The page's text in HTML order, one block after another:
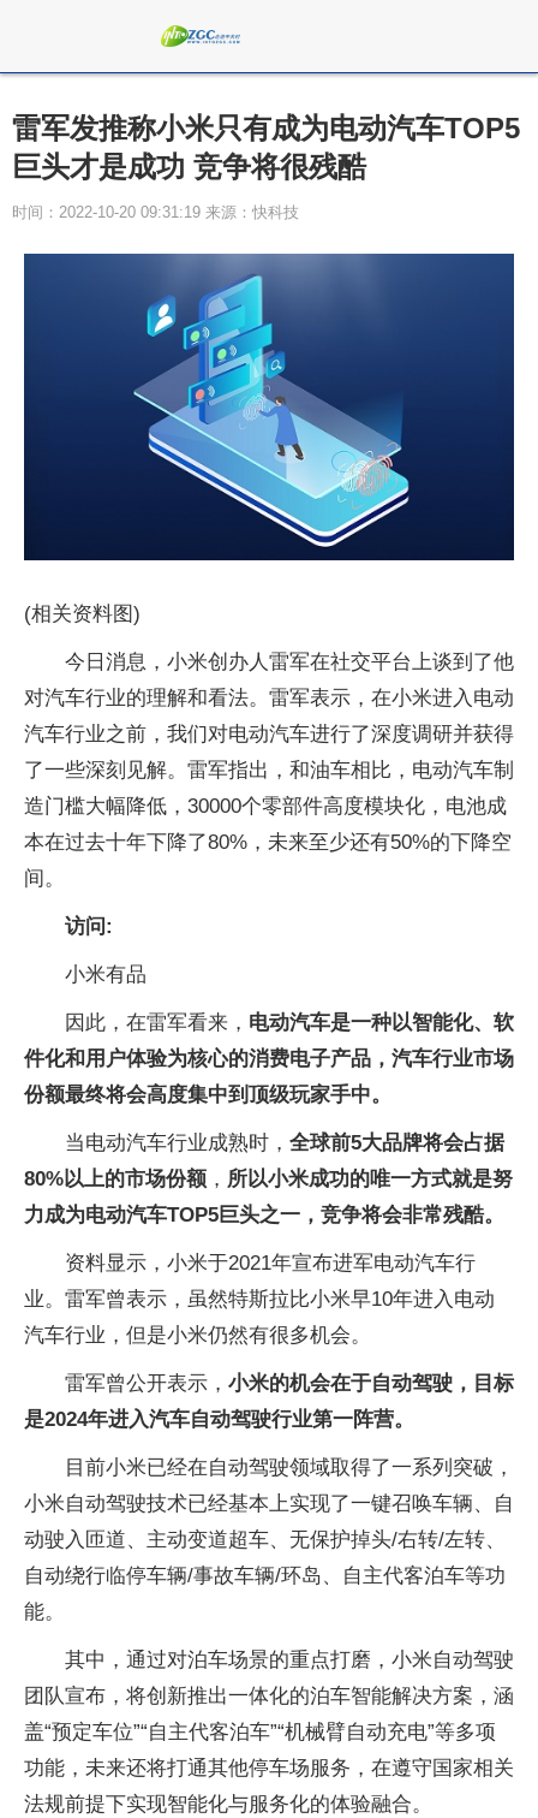
雷军发推称小米只有成为电动汽车TOP5
巨头才是成功 竞争将很残酷
时间：2022-10-20 09:31:19 来源：快科技
(相关资料图)
今日消息，小米创办人雷军在社交平台上谈到了他
对汽车行业的理解和看法。雷军表示，在小米进入电动
汽车行业之前，我们对电动汽车进行了深度调研并获得
了一些深刻见解。雷军指出，和油车相比，电动汽车制
造门槛大幅降低，30000个零部件高度模块化，电池成
本在过去十年下降了80%，未来至少还有50%的下降空
间。
访问:
小米有品
因此，在雷军看来， 电动汽车是一种以智能化、软
件化和用户体验为核心的消费电子产品，汽车行业市场
份额最终将会高度集中到顶级玩家手中。
当电动汽车行业成熟时， 全球前5大品牌将会占据
80%以上的市场份额 ， 所以小米成功的唯一方式就是努
力成为电动汽车TOP5巨头之一，竞争将会非常残酷。
资料显示，小米于2021年宣布进军电动汽车行
业。雷军曾表示，虽然特斯拉比小米早10年进入电动
汽车行业，但是小米仍然有很多机会。
雷军曾公开表示， 小米的机会在于自动驾驶，目标
是2024年进入汽车自动驾驶行业第一阵营。
目前小米已经在自动驾驶领域取得了一系列突破，
小米自动驾驶技术已经基本上实现了一键召唤车辆、自
动驶入匝道、主动变道超车、无保护掉头/右转/左转、
自动绕行临停车辆/事故车辆/环岛、自主代客泊车等功
能。
其中，通过对泊车场景的重点打磨，小米自动驾驶
团队宣布，将创新推出一体化的泊车智能解决方案，涵
盖“预定车位”“自主代客泊车”“机械臂自动充电”等多项
功能，未来还将打通其他停车场服务，在遵守国家相关
法规前提下实现智能化与服务化的体验融合。